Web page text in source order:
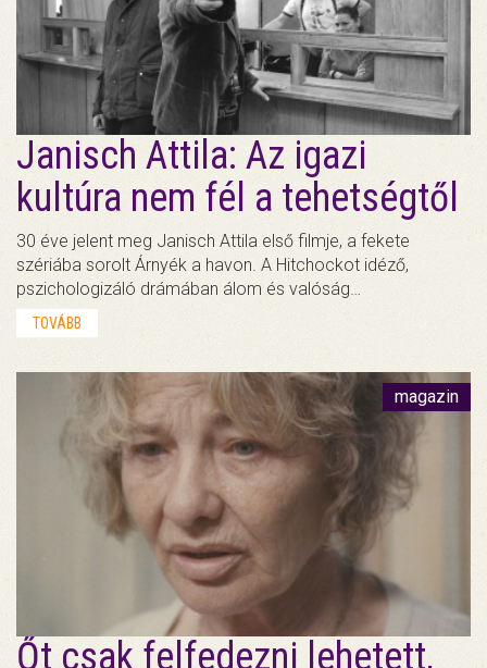
Janisch Attila: Az igazi
kultúra nem fél a tehetségtől
30 éve jelent meg Janisch Attila első filmje, a fekete
szériába sorolt Árnyék a havon. A Hitchockot idéző,
pszichologizáló drámában álom és valóság…
TOVÁBB
magazin
Őt csak felfedezni lehetett,